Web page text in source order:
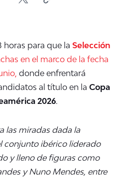
horas para que la Selección
en el marco de la fecha
donde enfrentará
al título en la Copa
2026.
las miradas dada la
conjunto ibérico liderado
y lleno de figuras como
y Nuno Mendes, entre